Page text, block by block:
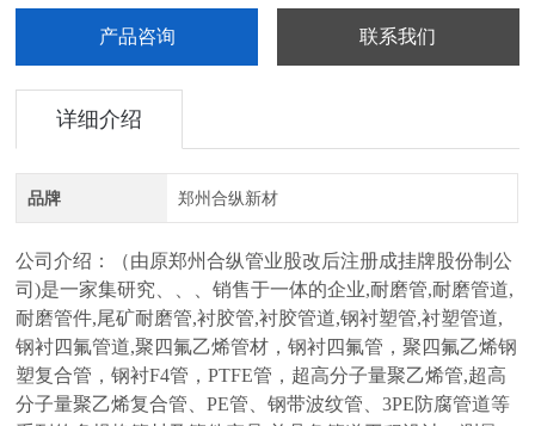
产品咨询 联系我们
详细介绍
品牌 郑州合纵新材
公司介绍：
（由原郑州合纵管业股改后注册成挂牌股份制公
司)是一家集研究、、、销售于一体的企业,耐磨管,耐磨管道,
耐磨管件,尾矿耐磨管,衬胶管,衬胶管道,钢衬塑管,衬塑管道,
钢衬四氟管道,聚四氟乙烯管材，钢衬四氟管，聚四氟乙烯钢
塑复合管，钢衬F4管，PTFE管，超高分子量聚乙烯管,超高
分子量聚乙烯复合管、PE管、钢带波纹管、3PE防腐管道等